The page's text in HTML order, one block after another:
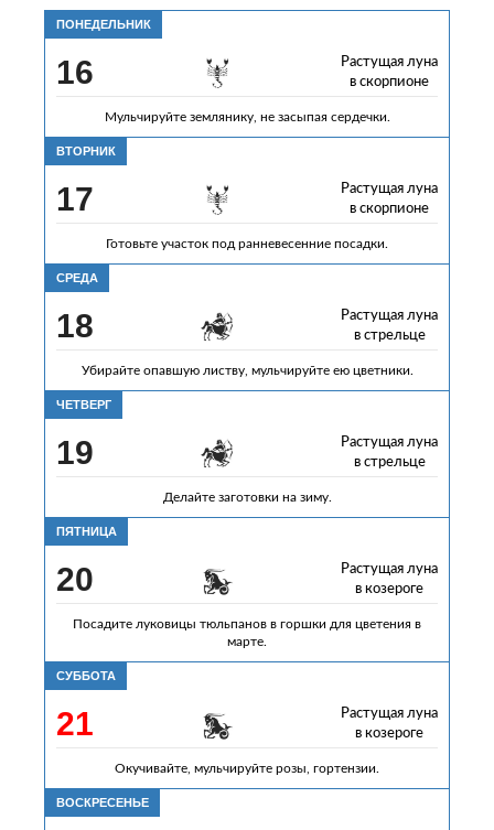
ПОНЕДЕЛЬНИК
16
Растущая луна
в скорпионе
Мульчируйте землянику, не засыпая сердечки.
ВТОРНИК
17
Растущая луна
в скорпионе
Готовьте участок под ранневесенние посадки.
СРЕДА
18
Растущая луна
в стрельце
Убирайте опавшую листву, мульчируйте ею цветники.
ЧЕТВЕРГ
19
Растущая луна
в стрельце
Делайте заготовки на зиму.
ПЯТНИЦА
20
Растущая луна
в козероге
Посадите луковицы тюльпанов в горшки для цветения в
марте.
СУББОТА
21
Растущая луна
в козероге
Окучивайте, мульчируйте розы, гортензии.
ВОСКРЕСЕНЬЕ